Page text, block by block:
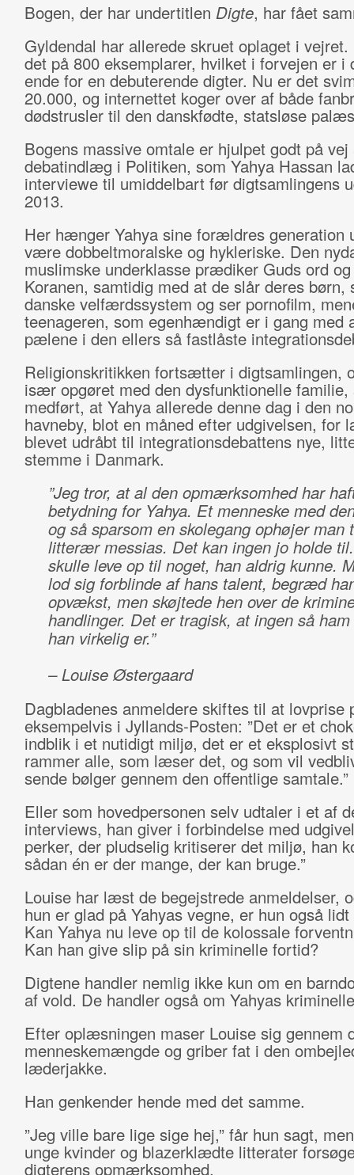
Bogen, der har undertitlen Digte, har fået
Gyldendal har allerede skruet oplaget i vejret.
det på 800 eksemplarer, hvilket i forvejen er i
ende for en debuterende digter. Nu er det
20.000, og internettet koger over af både
dødstrusler til den danskfødte, statsløse
Bogens massive omtale er hjulpet godt på vej
debatindlæg i Politiken, som Yahya Hassan
interviewe til umiddelbart før digtsamlingens
2013.
Her hænger Yahya sine forældres generation
være dobbeltmoralske og hykleriske. Den
muslimske underklasse prædiker Guds ord
Koranen, samtidig med at de slår deres børn,
danske velfærdssystem og ser pornofilm,
teenageren, som egenhændigt er i gang med
pælene i den ellers så fastlåste
Religionskritikken fortsætter i digtsamlingen,
især opgøret med den dysfunktionelle familie,
medført, at Yahya allerede denne dag i den
havneby, blot en måned efter udgivelsen, for
blevet udråbt til integrationsdebattens nye,
stemme i Danmark.
”Jeg tror, at al den opmærksomhed har
betydning for Yahya. Et menneske med
og så sparsom en skolegang ophøjer man
litterær messias. Det kan ingen jo holde
skulle leve op til noget, han aldrig kunne.
lod sig forblinde af hans talent, begræd
opvækst, men skøjtede hen over de
handlinger. Det er tragisk, at ingen så
han virkelig er.”
– Louise Østergaard
Dagbladenes anmeldere skiftes til at lovprise
eksempelvis i Jyllands-Posten: ”Det er et
indblik i et nutidigt miljø, det er et eksplosivt
rammer alle, som læser det, og som vil
sende bølger gennem den offentlige samtale.”
Eller som hovedpersonen selv udtaler i et af
interviews, han giver i forbindelse med
perker, der pludselig kritiserer det miljø, han
sådan én er der mange, der kan bruge.”
Louise har læst de begejstrede anmeldelser,
hun er glad på Yahyas vegne, er hun også
Kan Yahya nu leve op til de kolossale
Kan han give slip på sin kriminelle fortid?
Digtene handler nemlig ikke kun om en
af vold. De handler også om Yahyas
Efter oplæsningen maser Louise sig gennem
menneskemængde og griber fat i den
læderjakke.
Han genkender hende med det samme.
”Jeg ville bare lige sige hej,” får hun sagt,
unge kvinder og blazerklædte litterater
digterens opmærksomhed.